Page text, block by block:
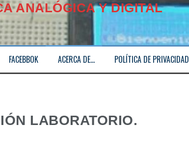
ANALÓGICA Y DIGITAL
FACEBBOK ACERCA DE… POLÍTICA DE PRIVACIDAD
LABORATORIO.